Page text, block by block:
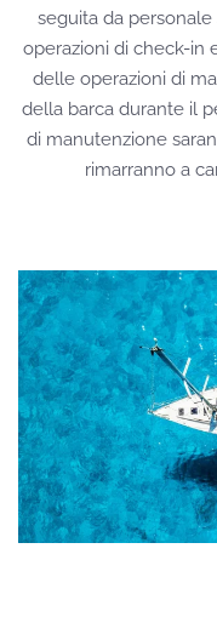
seguita da
operazioni di check-in
delle operazioni di
della barca durante il
di manutenzione
rimarranno a